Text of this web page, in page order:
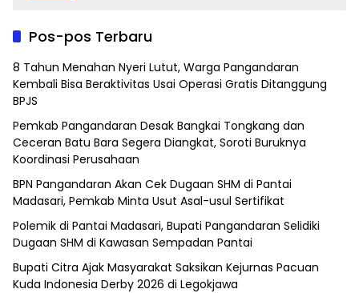
Pos-pos Terbaru
8 Tahun Menahan Nyeri Lutut, Warga Pangandaran
Kembali Bisa Beraktivitas Usai Operasi Gratis Ditanggung
BPJS
Pemkab Pangandaran Desak Bangkai Tongkang dan
Ceceran Batu Bara Segera Diangkat, Soroti Buruknya
Koordinasi Perusahaan
BPN Pangandaran Akan Cek Dugaan SHM di Pantai
Madasari, Pemkab Minta Usut Asal-usul Sertifikat
Polemik di Pantai Madasari, Bupati Pangandaran Selidiki
Dugaan SHM di Kawasan Sempadan Pantai
Bupati Citra Ajak Masyarakat Saksikan Kejurnas Pacuan
Kuda Indonesia Derby 2026 di Legokjawa